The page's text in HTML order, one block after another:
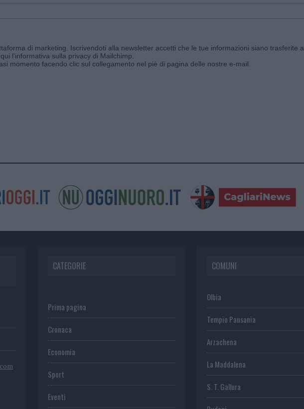
di marketing. Iscrivendoti alla newsletter accetti che le tue informazioni siano trasferite a
l'informativa sulla privacy di Mailchimp
momento facendo clic sul collegamento nel piè di pagina delle nostre e-mail.
CATEGORIE
Prima pagina
Cronaca
Economia
Sport
Eventi
COMUNI
Olbia
Tempio Pausania
Arzachena
La Maddalena
S. T. Gallura